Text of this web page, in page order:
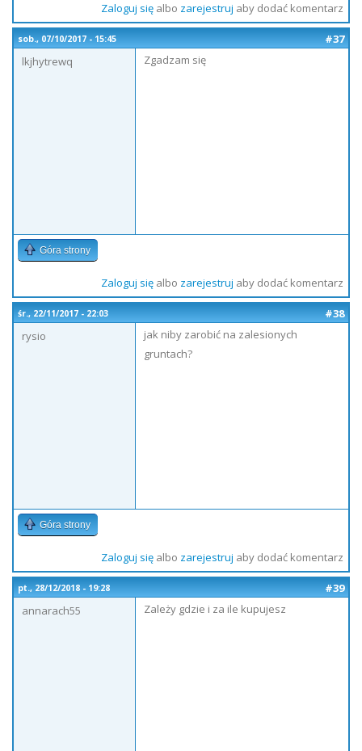
Zaloguj sięalbo zarejestruj aby dodać komentarz
sob., 07/10/2017 - 15:45
#37
lkjhytrewq
Zgadzam się
Góra strony
Zaloguj sięalbo zarejestruj aby dodać komentarz
śr., 22/11/2017 - 22:03
#38
rysio
jak niby zarobić na zalesionych
gruntach?
Góra strony
Zaloguj sięalbo zarejestruj aby dodać komentarz
pt., 28/12/2018 - 19:28
#39
annarach55
Zależy gdzie i za ile kupujesz